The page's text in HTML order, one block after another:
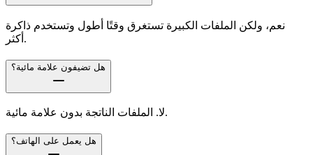
نعم، ولكن الملفات الكبيرة تستغرق وقتًا أطول وتستخدم ذاكرة
أكثر.
هل تضيفون علامة مائية؟
لا. الملفات الناتجة بدون علامة مائية.
هل يعمل على الهاتف؟